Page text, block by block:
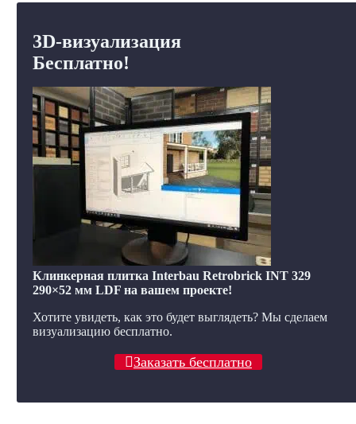
3D-визуализация
Бесплатно!
Клинкерная плитка Interbau Retrobrick INT 329
290×52 мм LDF на вашем проекте!
Хотите увидеть, как это будет выглядеть? Мы сделаем
визуализацию бесплатно.
Заказать бесплатно